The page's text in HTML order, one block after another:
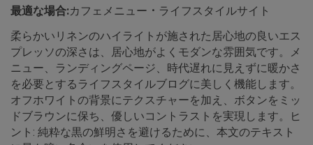
最適な場合:カフェメニュー・ライフスタイルサイト
柔らかいリネンのハイライトが施された居心地の良いエス
プレッソの深さは、居心地がよくモダンな雰囲気です。メ
ニュー、ランディングページ、時代遅れに見えずに暖かさ
を必要とするライフスタイルブログに美しく機能します。
オフホワイトの背景にテクスチャーを加え、ボタンをミッ
ドブラウンに保ち、優しいコントラストを実現します。ヒ
ント: 純粋な黒の鮮明さを避けるために、本文のテキスト